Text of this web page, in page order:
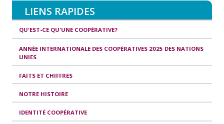
LIENS RAPIDES
QU'EST-CE QU'UNE COOPÉRATIVE?
ANNÉE INTERNATIONALE DES COOPÉRATIVES 2025 DES NATIONS
UNIES
FAITS ET CHIFFRES
NOTRE HISTOIRE
IDENTITÉ COOPÉRATIVE